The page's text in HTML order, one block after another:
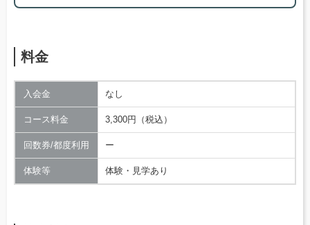
料金
入会金 なし
コース料金 3,300円（税込）
回数券/都度利用 ー
体験等 体験・見学あり